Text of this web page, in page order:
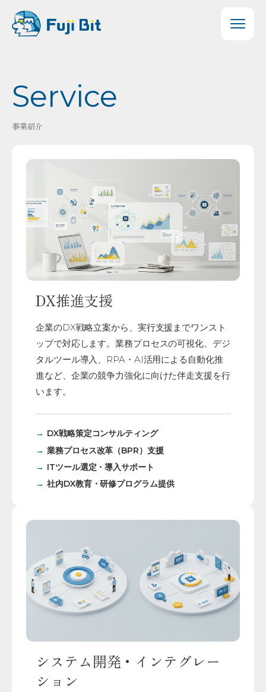
Service
事業紹介
DX推進支援
企業のDX戦略立案から、実行支援までワンスト
ップで対応します。業務プロセスの可視化、デジ
タルツール導入、RPA・AI活用による自動化推
進など、企業の競争力強化に向けた伴走支援を行
います。
DX戦略策定コンサルティング
業務プロセス改革（BPR）支援
ITツール選定・導入サポート
社内DX教育・研修プログラム提供
システム開発・インテグレー
ション